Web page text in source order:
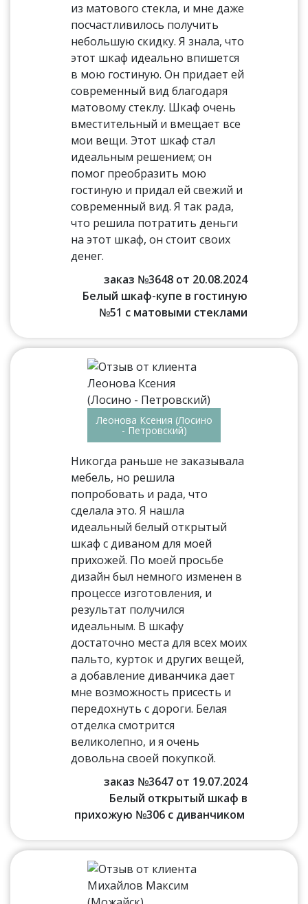
из матового стекла, и мне даже
посчастливилось получить
небольшую скидку. Я знала, что
этот шкаф идеально впишется
в мою гостиную. Он придает ей
современный вид благодаря
матовому стеклу. Шкаф очень
вместительный и вмещает все
мои вещи. Этот шкаф стал
идеальным решением; он
помог преобразить мою
гостиную и придал ей свежий и
современный вид. Я так рада,
что решила потратить деньги
на этот шкаф, он стоит своих
денег.
заказ №3648 от 20.08.2024
Белый шкаф-купе в гостиную
№51 с матовыми стеклами
Леонова Ксения (Лосино
- Петровский)
Никогда раньше не заказывала
мебель, но решила
попробовать и рада, что
сделала это. Я нашла
идеальный белый открытый
шкаф с диваном для моей
прихожей. По моей просьбе
дизайн был немного изменен в
процессе изготовления, и
результат получился
идеальным. В шкафу
достаточно места для всех моих
пальто, курток и других вещей,
а добавление диванчика дает
мне возможность присесть и
передохнуть с дороги. Белая
отделка смотрится
великолепно, и я очень
довольна своей покупкой.
заказ №3647 от 19.07.2024
Белый открытый шкаф в
прихожую №306 с диванчиком